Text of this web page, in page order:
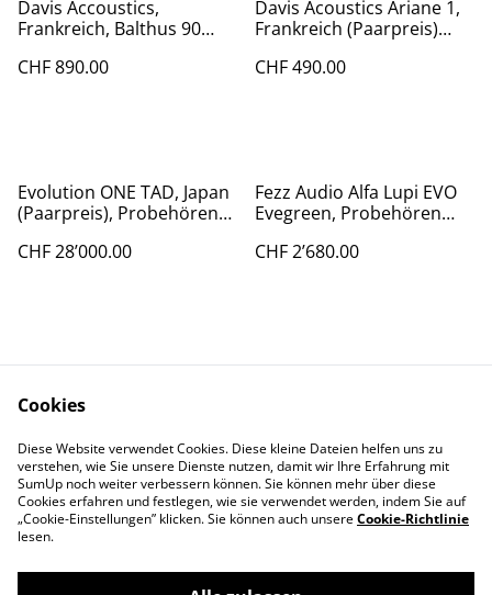
Davis Accoustics,
Frankreich, Balthus 90
Atelier Bern)
CHF 890.00
Davis Acoustics Ariane 1,
Frankreich (Paarpreis)
& Klangvilla Edelweiss
CHF 490.00
Evolution ONE TAD, Japan
(Paarpreis), Probehören
CHF 28’000.00
Fezz Audio Alfa Lupi EVO
Evegreen, Probehören
Edelweiss Aeschi
CHF 2’680.00
Contact Us
Legal Terms
Privacy Policy
Cookie Policy
Cookies
Diese Website verwendet Cookies. Diese kleine Dateien helfen uns zu
verstehen, wie Sie unsere Dienste nutzen, damit wir Ihre Erfahrung mit
SumUp noch weiter verbessern können. Sie können mehr über diese
Cookies erfahren und festlegen, wie sie verwendet werden, indem Sie auf
„Cookie-Einstellungen” klicken. Sie können auch unsereCookie-Richtlinie
lesen.